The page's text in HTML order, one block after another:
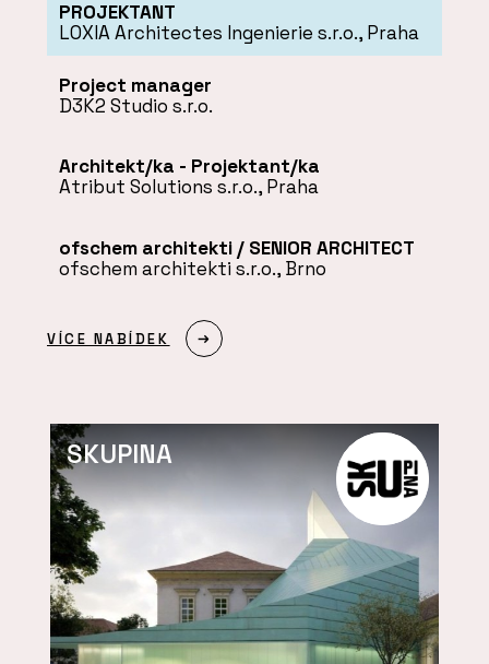
PROJEKTANT
LOXIA Architectes Ingenierie s.r.o., Praha
Project manager
D3K2 Studio s.r.o.
Architekt/ka - Projektant/ka
Atribut Solutions s.r.o., Praha
ofschem architekti / SENIOR ARCHITECT
ofschem architekti s.r.o., Brno
VÍCE NABÍDEK
SKUPINA